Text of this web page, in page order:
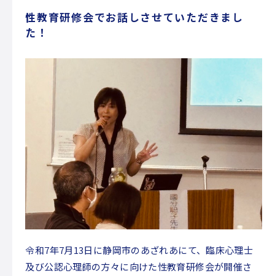
利用案内
社会生活における自立度評価（SIM）
放課後等デイサービス
コンセプト
利用案内
自己評価表・支援プログラム
よくある質問
ご相談申し込み
スタッフ紹介
保護者様の声
性教育研修会でお話しさせていただきまし
た！
令和7年7月13日に静岡市のあざれあにて、臨床心理士
及び公認心理師の方々に向けた性教育研修会が開催さ